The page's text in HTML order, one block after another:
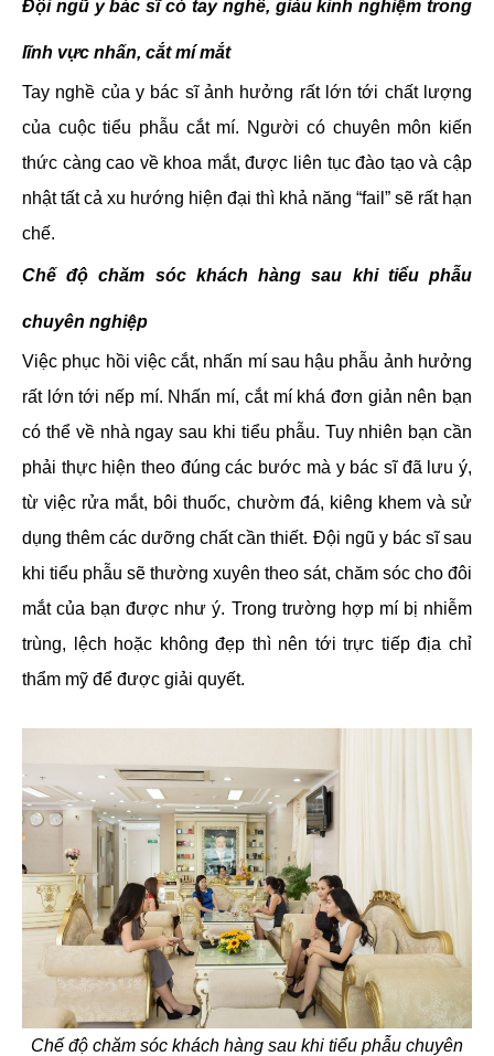
Đội ngũ y bác sĩ có tay nghề, giàu kinh nghiệm trong
lĩnh vực nhấn, cắt mí mắt
Tay nghề của y bác sĩ ảnh hưởng rất lớn tới chất lượng
của cuộc tiểu phẫu cắt mí. Người có chuyên môn kiến
thức càng cao về khoa mắt, được liên tục đào tạo và cập
nhật tất cả xu hướng hiện đại thì khả năng “fail” sẽ rất hạn
chế.
Chế độ chăm sóc khách hàng sau khi tiểu phẫu
chuyên nghiệp
Việc phục hồi việc cắt, nhấn mí sau hậu phẫu ảnh hưởng
rất lớn tới nếp mí. Nhấn mí, cắt mí khá đơn giản nên bạn
có thể về nhà ngay sau khi tiểu phẫu. Tuy nhiên bạn cần
phải thực hiện theo đúng các bước mà y bác sĩ đã lưu ý,
từ việc rửa mắt, bôi thuốc, chườm đá, kiêng khem và sử
dụng thêm các dưỡng chất cần thiết. Đội ngũ y bác sĩ sau
khi tiểu phẫu sẽ thường xuyên theo sát, chăm sóc cho đôi
mắt của bạn được như ý. Trong trường hợp mí bị nhiễm
trùng, lệch hoặc không đẹp thì nên tới trực tiếp địa chỉ
thẩm mỹ để được giải quyết.
Chế độ chăm sóc khách hàng sau khi tiểu phẫu chuyên